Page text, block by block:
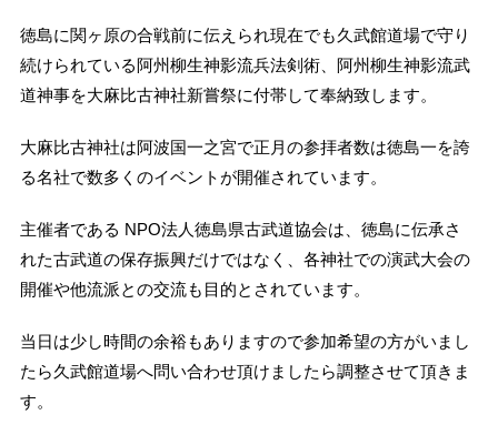
徳島に関ヶ原の合戦前に伝えられ現在でも久武館道場で守り
続けられている阿州柳生神影流兵法剣術、阿州柳生神影流武
道神事を大麻比古神社新嘗祭に付帯して奉納致します。
大麻比古神社は阿波国一之宮で正月の参拝者数は徳島一を誇
る名社で数多くのイベントが開催されています。
主催者である NPO法人徳島県古武道協会は、徳島に伝承さ
れた古武道の保存振興だけではなく、各神社での演武大会の
開催や他流派との交流も目的とされています。
当日は少し時間の余裕もありますので参加希望の方がいまし
たら久武館道場へ問い合わせ頂けましたら調整させて頂きま
す。